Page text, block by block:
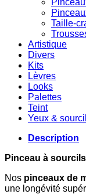
Taille-
Artistique
Divers
Kits
Lèvres
Looks
Palettes
Teint
Yeux &
Description
Pinceau à sourcils
Nos pinceaux de
une longévité